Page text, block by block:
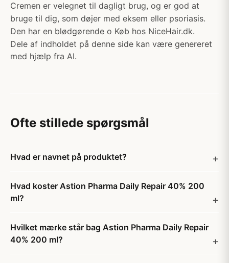
Cremen er velegnet til dagligt brug, og er god at
bruge til dig, som døjer med eksem eller psoriasis.
Den har en blødgørende o Køb hos NiceHair.dk.
Dele af indholdet på denne side kan være genereret
med hjælp fra AI.
Ofte stillede spørgsmål
Hvad er navnet på produktet?
Hvad koster Astion Pharma Daily Repair 40% 200
ml?
Hvilket mærke står bag Astion Pharma Daily Repair
40% 200 ml?